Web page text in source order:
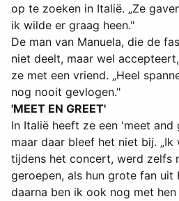
op te zoeken in Italië. „Ze
ik wilde er graag heen."
De man van Manuela, die de
niet deelt, maar wel
ze met een vriend. „Heel
nog nooit gevlogen."
'MEET EN GREET'
In Italië heeft ze een 'meet
maar daar bleef het niet bij. „Ik
tijdens het concert, werd zelfs
geroepen, als hun grote fan uit
daarna ben ik ook nog met